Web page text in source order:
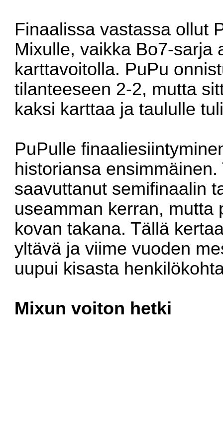
Finaalissa vastassa ollut
Mixulle, vaikka Bo7-sarja
karttavoitolla. PuPu
tilanteeseen 2-2, mutta
kaksi karttaa ja taululle
PuPulle
historiansa
saavuttanut semifinaalin
useamman kerran, mutta
kovan takana. Tällä
yltävä ja viime vuoden
uupui kisasta
Mixun voiton hetki